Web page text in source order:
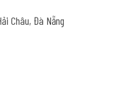
Châu, Đà Nẵng